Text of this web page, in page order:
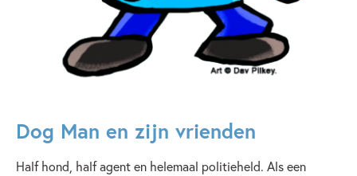
Dog Man en zijn vrienden
Half hond, half agent en helemaal politieheld. Als een